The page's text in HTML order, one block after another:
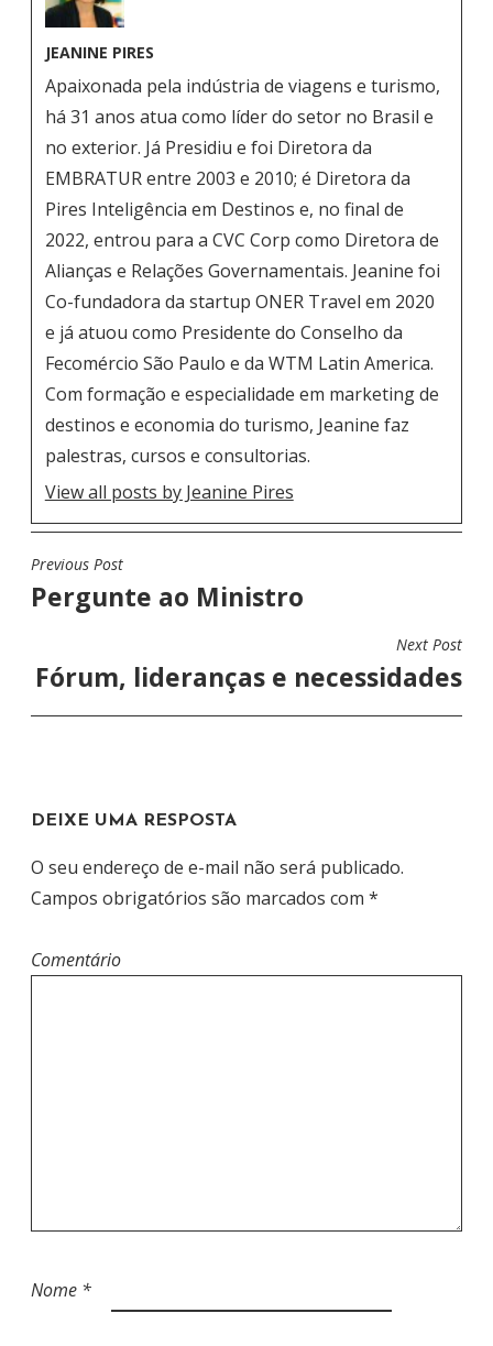
JEANINE PIRES
Apaixonada pela indústria de viagens e turismo,
há 31 anos atua como líder do setor no Brasil e
no exterior. Já Presidiu e foi Diretora da
EMBRATUR entre 2003 e 2010; é Diretora da
Pires Inteligência em Destinos e, no final de
2022, entrou para a CVC Corp como Diretora de
Alianças e Relações Governamentais. Jeanine foi
Co-fundadora da startup ONER Travel em 2020
e já atuou como Presidente do Conselho da
Fecomércio São Paulo e da WTM Latin America.
Com formação e especialidade em marketing de
destinos e economia do turismo, Jeanine faz
palestras, cursos e consultorias.
View all posts by Jeanine Pires
N
A
E
O
D
E
O
Previous Post
Pergunte ao Ministro
Next Post
Fórum, lideranças e necessidades
DEIXE UMA RESPOSTA
O seu endereço de e-mail não será publicado.
Campos obrigatórios são marcados com *
Comentário
Nome *